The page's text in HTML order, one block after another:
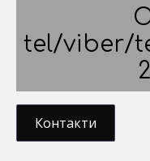
tel/viber/
Контакти